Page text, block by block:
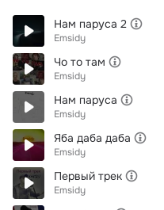
Нам паруса 2
Emsidy
Чо то там
Emsidy
Нам паруса
Emsidy
Яба даба даба
Emsidy
Первый трек
Emsidy